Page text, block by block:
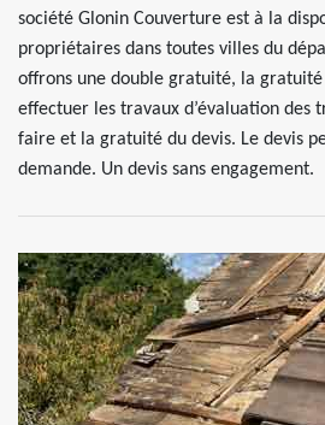
société Glonin Couverture est à la
propriétaires dans toutes villes du
offrons une double gratuité, la
effectuer les travaux d’évaluation des
faire et la gratuité du devis. Le devis
demande. Un devis sans engagement.